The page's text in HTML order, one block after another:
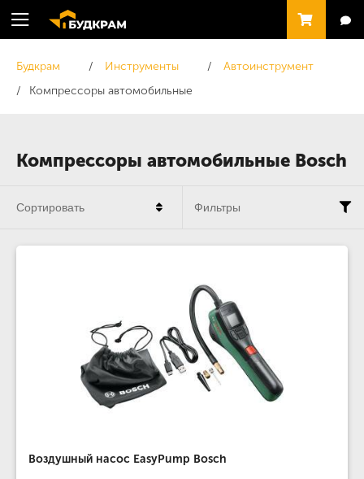
Компрессоры автомобильные Bosch
Будкрам Инструменты
Автоинструмент
Компрессоры автомобильные
Воздушный насос EasyPump Bosch
Сортировать Фильтры